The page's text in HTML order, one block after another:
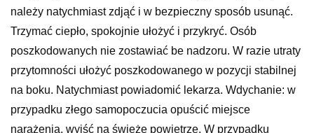
należy natychmiast zdjąć i w bezpieczny sposób usunąć.
Trzymać ciepło, spokojnie ułożyć i przykryć. Osób
poszkodowanych nie zostawiać be nadzoru. W razie utraty
przytomności ułożyć poszkodowanego w pozycji stabilnej
na boku. Natychmiast powiadomić lekarza. Wdychanie: w
przypadku złego samopoczucia opuścić miejsce
narażenia, wyjść na świeżę powietrze. W przypadku